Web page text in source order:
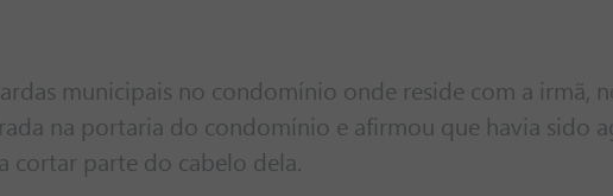
municipais no condomínio onde reside com a irmã,
na portaria do condomínio e afirmou que havia sido
cortar parte do cabelo dela.